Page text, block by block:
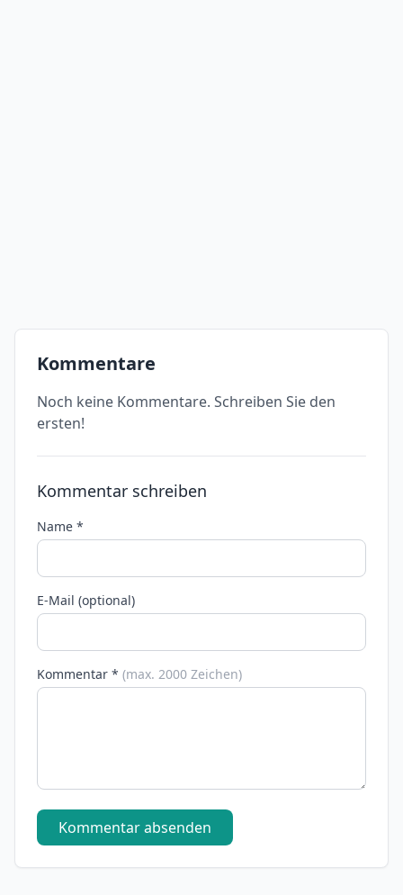
Kommentare
Noch keine Kommentare. Schreiben Sie den
ersten!
Kommentar schreiben
Name *
E-Mail (optional)
Kommentar * (max. 2000 Zeichen)
Kommentar absenden